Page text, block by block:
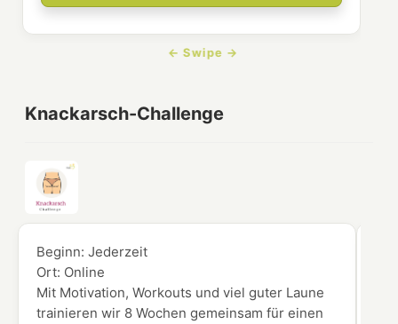
Knackarsch-Challenge
Beginn:Jederzeit
Ort: Online
Mit Motivation, Workouts und viel guter Laune
trainieren wir 8 Wochen gemeinsam für einen